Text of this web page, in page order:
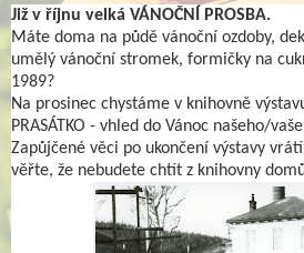
Již v říjnu velká VÁNOČNÍ PROSBA.
Máte doma na půdě vánoční ozdoby,
umělý vánoční stromek, formičky na
1989?
Na prosinec chystáme v knihovně
PRASÁTKO - vhled do Vánoc našeho/
Zapůjčené věci po ukončení výstavy
věřte, že nebudete chtít z knihovny